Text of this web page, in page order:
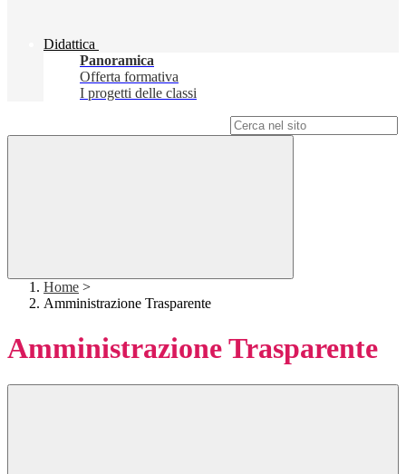
Didattica
Panoramica
Offerta formativa
I progetti delle classi
Home >
Amministrazione Trasparente
Amministrazione Trasparente